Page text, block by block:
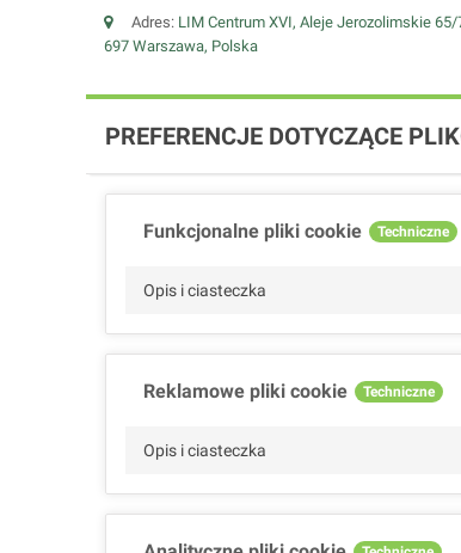
Adres: LIM Centrum XVI, Aleje Jerozolimskie 65/
697 Warszawa, Polska
PREFERENCJE DOTYCZĄCE
Funkcjonalne pliki cookie Techniczne
Opis i ciasteczka
Reklamowe pliki cookie Techniczne
Opis i ciasteczka